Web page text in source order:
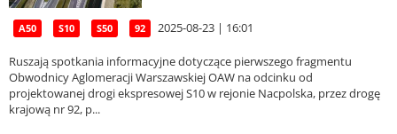
A50 S10 S50 92 2025-08-23 | 16:01
Ruszają spotkania informacyjne dotyczące pierwszego fragmentu
Obwodnicy Aglomeracji Warszawskiej OAW na odcinku od
projektowanej drogi ekspresowej S10 w rejonie Nacpolska, przez drogę
krajową nr 92, p...